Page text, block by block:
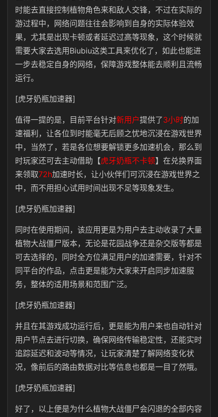
时能去直接控制植物角色来和敌人交锋，不过在实际的
游过程中，网络问题往往会影响到自身的实际体验效
果，尤其是出现卡顿或者延迟过高等现象，这个时候就
需要大家去选用Biubiu这类工具来优化了，如此也能进
一步去稳定自身的网络，保障游戏整体能去顺利且流畅
运行。
[虎牙奶瓶加速器]
值得一提的是，目前平台针对新用户提供了3小时的加
速福利，让各位到时能毫无后顾之忧地沉浸在游戏世界
中，当然了，若是各位想要解锁更多加速机会，那么到
时玩家还可去主动借助【虎牙奶瓶不卡顿】在兑换界面
来领取72h加速时长，让小伙伴们可沉浸在游戏世界之
中，而不用担心试用时间出现不足等现象发生。
[虎牙奶瓶加速器]
同时在使用期间，该应用更是为用户去主动收录了大量
植物大战僵尸版本，无论是花园战争还是杂交版等都是
可去选择的，同时全方位满足用户的加速需要，针对不
同平台的作品，点击更是能为大家来开启同步加速服
务，整体的适用场景和范围广泛。
[虎牙奶瓶加速器]
并且在其游戏成功运行后，更是能为用户来也自动针对
用户节点去进行切换，确保网络传输稳定性，还能实时
追踪延迟和波动等情况，让玩家清楚了解网络变化状
况，像前后的路由数据对比等信息也都是一目了然哦。
[虎牙奶瓶加速器]
好了，以上便是为什么植物大战僵尸会闪退的全部内容